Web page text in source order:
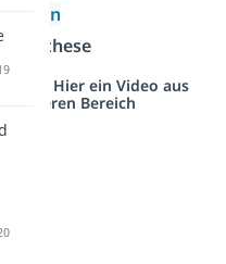
Hier ein Video aus
anderen Bereich